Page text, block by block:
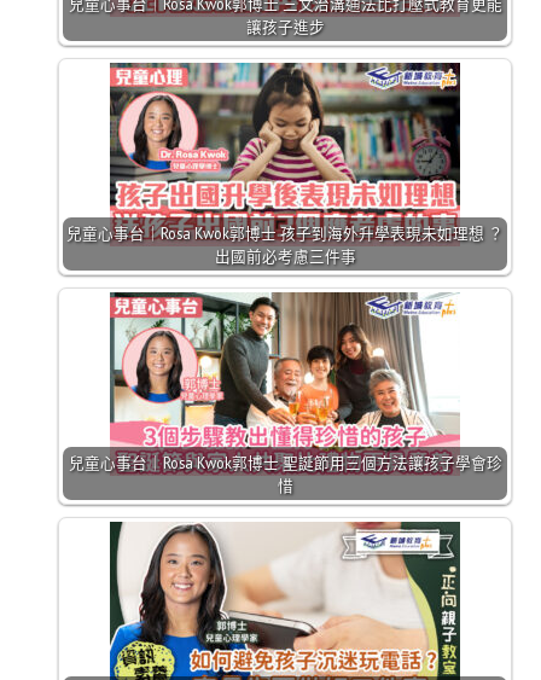
讓孩子進步
兒童心事台｜Rosa Kwok郭博士 孩子到海外升學表現未如理想 ？
出國前必考慮三件事
兒童心事台｜Rosa Kwok郭博士 聖誕節用三個方法讓孩子學會珍
惜